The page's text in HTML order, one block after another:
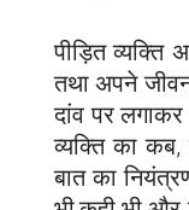
पीड़ित व्यक्ति
तथा अपने
दांव पर
व्यक्ति का
बात का